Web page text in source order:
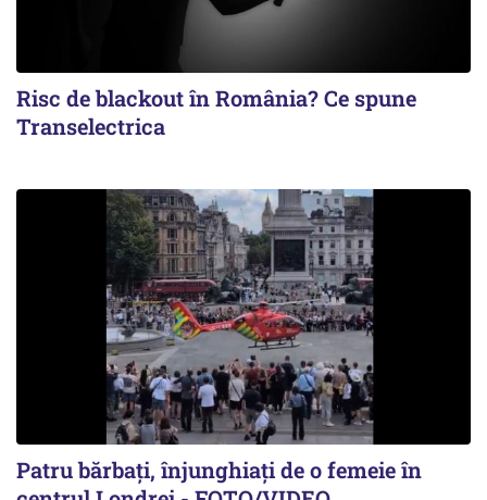
Risc de blackout în România? Ce spune
Transelectrica
Patru bărbați, înjunghiați de o femeie în